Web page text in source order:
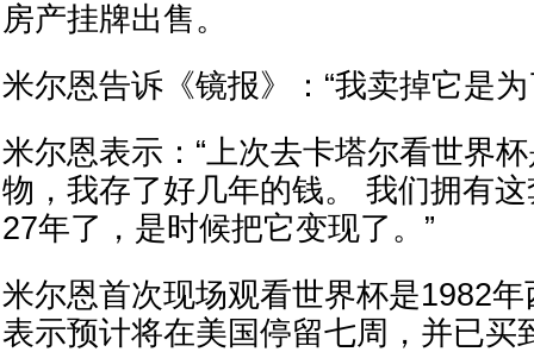
房产挂牌出售。
米尔恩告诉《镜报》：“我卖掉它是
米尔恩表示：“上次去卡塔尔看世界
物，我存了好几年的钱。 我们拥有
27年了，是时候把它变现了。”
米尔恩首次现场观看世界杯是1982
表示预计将在美国停留七周，并已买